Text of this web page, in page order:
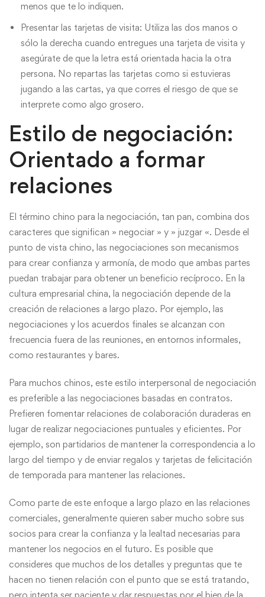
menos que te lo indiquen.
Presentar las tarjetas de visita: Utiliza las dos manos o
sólo la derecha cuando entregues una tarjeta de visita y
asegúrate de que la letra está orientada hacia la otra
persona. No repartas las tarjetas como si estuvieras
jugando a las cartas, ya que corres el riesgo de que se
interprete como algo grosero.
Estilo de negociación:
Orientado a formar
relaciones
El término chino para la negociación, tan pan, combina dos
caracteres que significan » negociar » y » juzgar «. Desde el
punto de vista chino, las negociaciones son mecanismos
para crear confianza y armonía, de modo que ambas partes
puedan trabajar para obtener un beneficio recíproco. En la
cultura empresarial china, la negociación depende de la
creación de relaciones a largo plazo. Por ejemplo, las
negociaciones y los acuerdos finales se alcanzan con
frecuencia fuera de las reuniones, en entornos informales,
como restaurantes y bares.
Para muchos chinos, este estilo interpersonal de negociación
es preferible a las negociaciones basadas en contratos.
Prefieren fomentar relaciones de colaboración duraderas en
lugar de realizar negociaciones puntuales y eficientes. Por
ejemplo, son partidarios de mantener la correspondencia a lo
largo del tiempo y de enviar regalos y tarjetas de felicitación
de temporada para mantener las relaciones.
Como parte de este enfoque a largo plazo en las relaciones
comerciales, generalmente quieren saber mucho sobre sus
socios para crear la confianza y la lealtad necesarias para
mantener los negocios en el futuro. Es posible que
consideres que muchos de los detalles y preguntas que te
hacen no tienen relación con el punto que se está tratando,